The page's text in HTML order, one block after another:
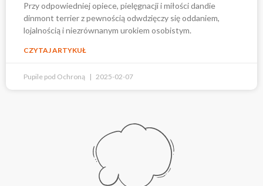
Przy odpowiedniej opiece, pielęgnacji i miłości dandie
dinmont terrier z pewnością odwdzięczy się oddaniem,
lojalnością i niezrównanym urokiem osobistym.
CZYTAJ ARTYKUŁ
Pupile pod Ochroną 2025-02-07